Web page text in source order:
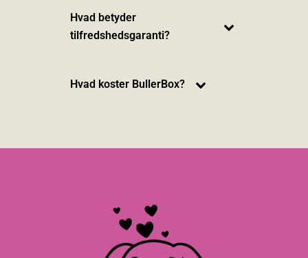
Hvad betyder
tilfredshedsgaranti?
Hvad koster BullerBox?